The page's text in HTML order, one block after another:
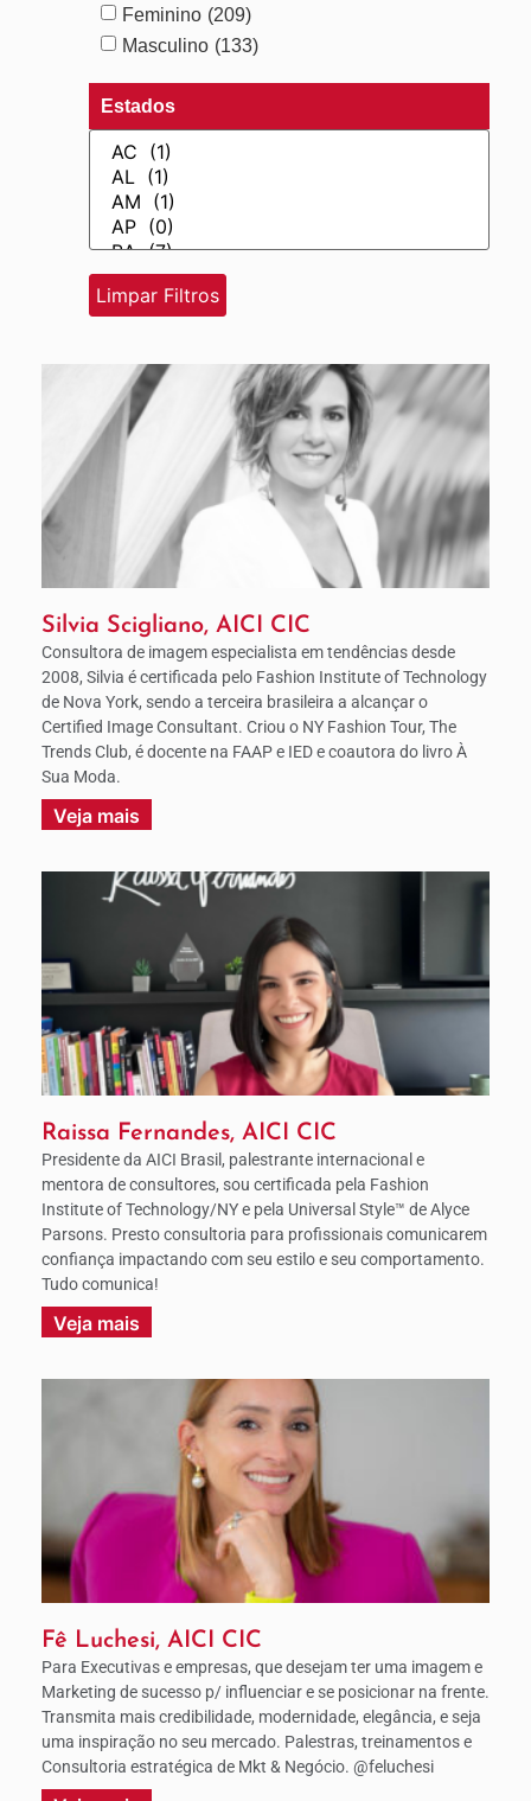
Feminino (209)
Masculino (133)
Estados
Silvia Scigliano, AICI CIC
Consultora de imagem especialista em tendências desde
2008, Silvia é certificada pelo Fashion Institute of Technology
de Nova York, sendo a terceira brasileira a alcançar o
Certified Image Consultant. Criou o NY Fashion Tour, The
Trends Club, é docente na FAAP e IED e coautora do livro À
Sua Moda.
Veja mais
Raissa Fernandes, AICI CIC
Presidente da AICI Brasil, palestrante internacional e
mentora de consultores, sou certificada pela Fashion
Institute of Technology/NY e pela Universal Style™ de Alyce
Parsons. Presto consultoria para profissionais comunicarem
confiança impactando com seu estilo e seu comportamento.
Tudo comunica!
Veja mais
Fê Luchesi, AICI CIC
Para Executivas e empresas, que desejam ter uma imagem e
Marketing de sucesso p/ influenciar e se posicionar na frente.
Transmita mais credibilidade, modernidade, elegância, e seja
uma inspiração no seu mercado. Palestras, treinamentos e
Consultoria estratégica de Mkt & Negócio. @feluchesi